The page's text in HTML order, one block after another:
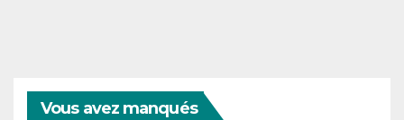
Vous avez manqués